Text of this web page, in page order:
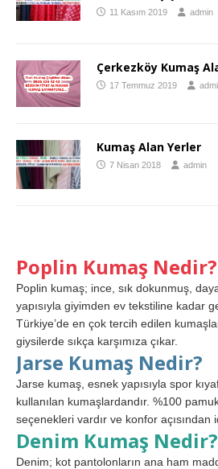
11 Kasım 2019 admin
Çerkezköy Kumaş
17 Temmuz 2019
Kumaş Alan Yerler
7 Nisan 2018 admin
Poplin Kumaş Nedir?
Poplin kumaş; ince, sık dokunmuş,
yapısıyla giyimden ev tekstiline kadar
Türkiye’de en çok tercih edilen
giysilerde sıkça karşımıza çıkar.
Jarse Kumaş Nedir?
Jarse kumaş, esnek yapısıyla spor
kullanılan kumaşlardandır. %100
seçenekleri vardır ve konfor açısından
Denim Kumaş Nedir?
Denim; kot pantolonların ana ham